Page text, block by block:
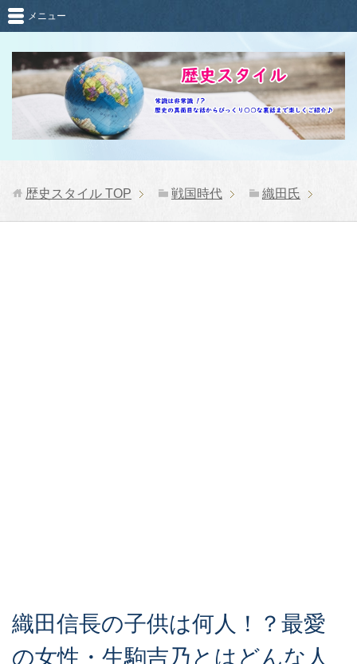
メニュー
歴史スタイル TOP 戦国時代 織田氏
織田信長の子供は何人！？最愛
の女性・生駒吉乃とはどんな人